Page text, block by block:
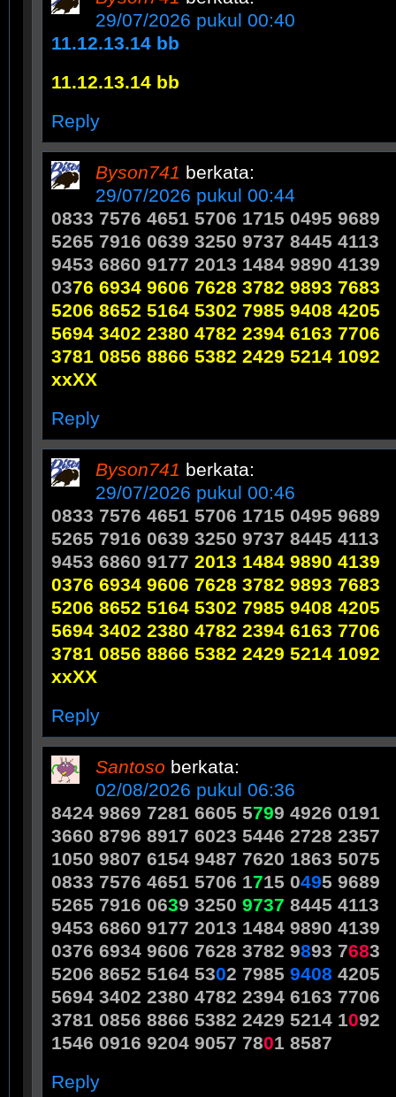
29/07/2026 pukul 00:40
11.12.13.14 bb
11.12.13.14 bb
Reply
Byson741 berkata:
29/07/2026 pukul 00:44
0833 7576 4651 5706 1715 0495 9689
5265 7916 0639 3250 9737 8445 4113
9453 6860 9177 2013 1484 9890 4139
0376 6934 9606 7628 3782 9893 7683
5206 8652 5164 5302 7985 9408 4205
5694 3402 2380 4782 2394 6163 7706
3781 0856 8866 5382 2429 5214 1092
xxXX
Reply
Byson741 berkata:
29/07/2026 pukul 00:46
0833 7576 4651 5706 1715 0495 9689
5265 7916 0639 3250 9737 8445 4113
9453 6860 9177 2013 1484 9890 4139
0376 6934 9606 7628 3782 9893 7683
5206 8652 5164 5302 7985 9408 4205
5694 3402 2380 4782 2394 6163 7706
3781 0856 8866 5382 2429 5214 1092
xxXX
Reply
Santoso berkata:
02/08/2026 pukul 06:36
8424 9869 7281 6605 5799 4926 0191
3660 8796 8917 6023 5446 2728 2357
1050 9807 6154 9487 7620 1863 5075
0833 7576 4651 5706 1715 0495 9689
5265 7916 0639 3250 9737 8445 4113
9453 6860 9177 2013 1484 9890 4139
0376 6934 9606 7628 3782 9893 7683
5206 8652 5164 5302 7985 9408 4205
5694 3402 2380 4782 2394 6163 7706
3781 0856 8866 5382 2429 5214 1092
1546 0916 9204 9057 7801 8587
Reply